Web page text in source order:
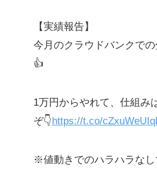
【実績報告】
今月のクラウドバンクで
👍
1万円からやれて、仕組み
ぞ👇 https://t.co/
※値動きでのハラハラな